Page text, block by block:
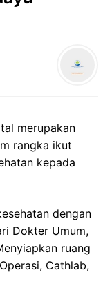
merupakan
rangka ikut
kepada
dengan
Dokter Umum,
ruang
Cathlab,